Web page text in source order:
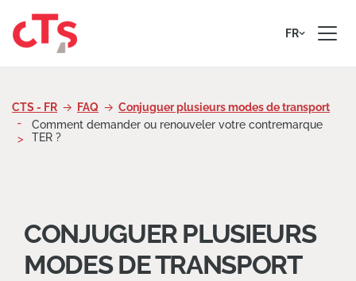
FR
CTS - FR FAQ
Conjuguer plusieurs modes de transport
Comment demander ou renouveler votre contremarque
TER ?
CONJUGUER PLUSIEURS
MODES DE TRANSPORT